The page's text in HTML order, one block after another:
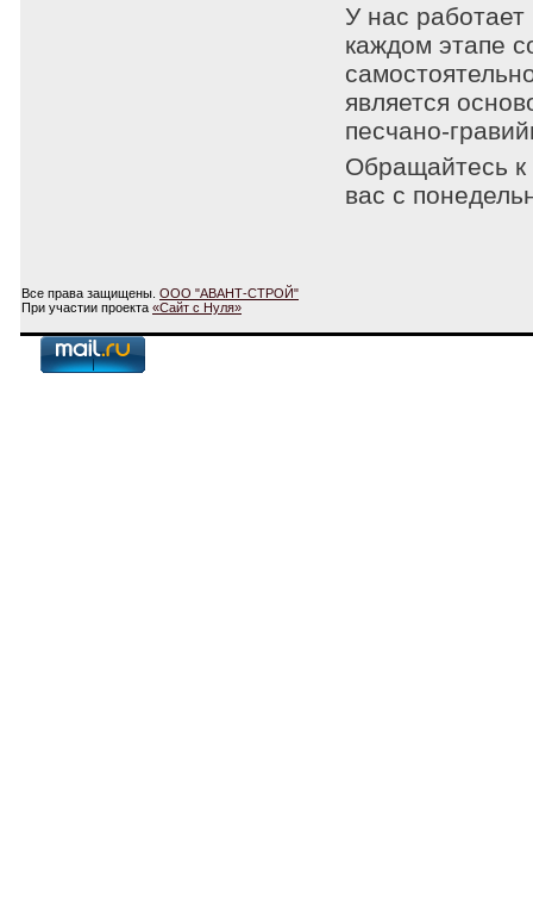
У нас
каждом этапе
является
песчано-
Обращайтесь
вас с
Все права защищены. ООО "АВАНТ-СТРОЙ"
При участии проекта «Сайт с Нуля»